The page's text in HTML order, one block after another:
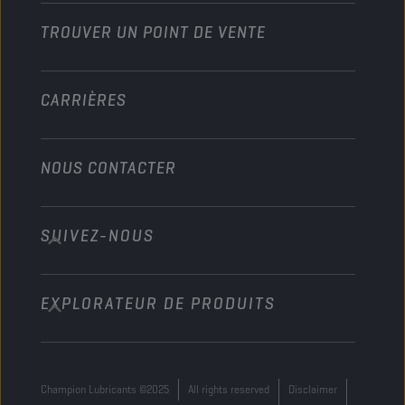
Marine
TROUVER UN POINT DE VENTE
CARRIÈRES
NOUS CONTACTER
info@championlubes.com
+32 3 870 00 20
Georges Gilliotstraat, 52 2620 Hemiksem
SUIVEZ-NOUS
EXPLORATEUR DE PRODUITS
Champion Lubricants ©2025 All rights reserved Disclaimer